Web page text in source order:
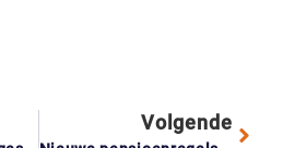
Volgende